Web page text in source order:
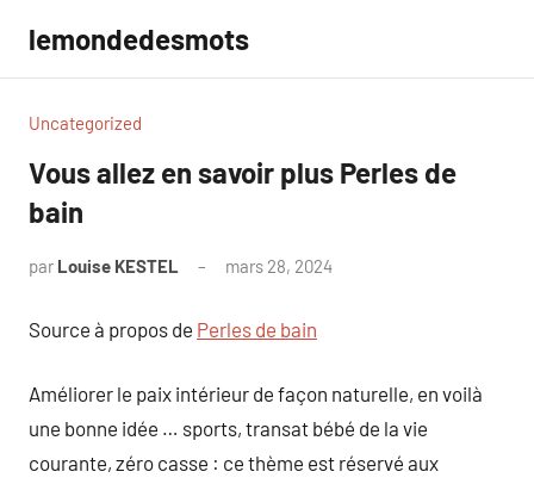
contenu
lemondedesmots
Uncategorized
Vous allez en savoir plus Perles de
bain
par Louise KESTEL mars 28, 2024
Source à propos de Perles de bain
Améliorer le paix intérieur de façon naturelle, en voilà
une bonne idée … sports, transat bébé de la vie
courante, zéro casse : ce thème est réservé aux